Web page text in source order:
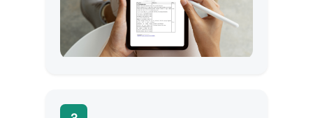
Sie können Ihre Kurse jederzeit buchen –
online oder direkt bei Ihnen im
Unternehmen.